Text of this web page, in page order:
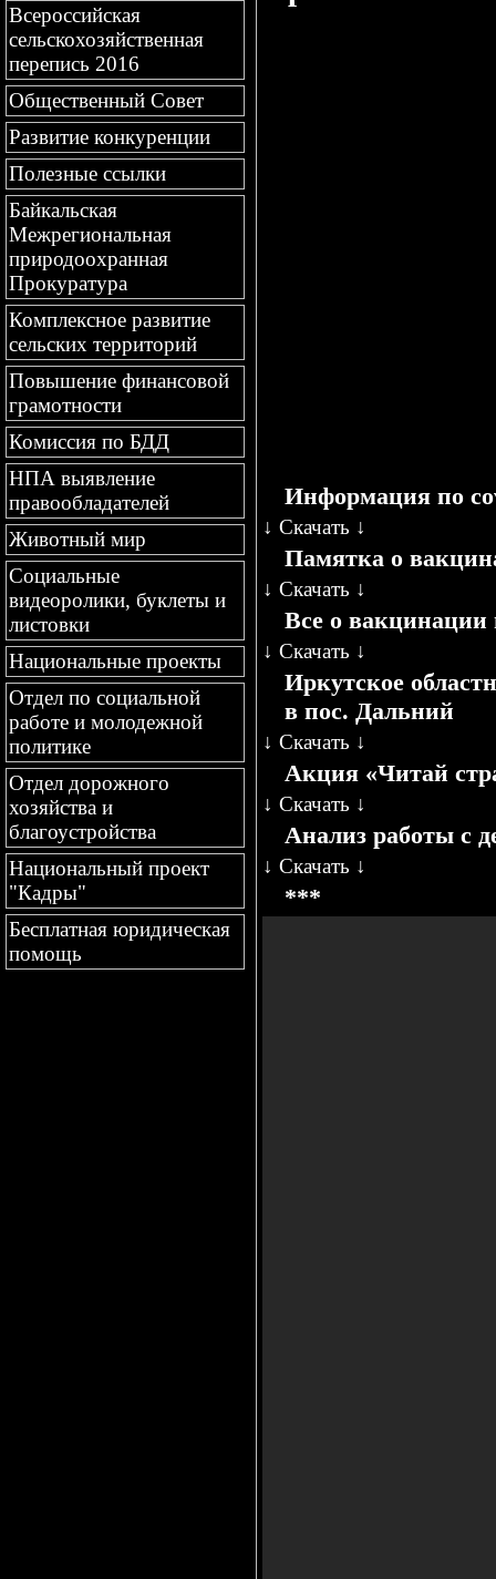
Всероссийская
сельскохозяйственная
перепись 2016
Общественный Совет
Развитие конкуренции
Полезные ссылки
Байкальская
Межрегиональная
природоохранная
Прокуратура
Комплексное развитие
сельских территорий
Повышение финансовой
грамотности
Комиссия по БДД
НПА выявление
правообладателей
Животный мир
Социальные
видеоролики, буклеты и
листовки
Национальные проекты
Отдел по социальной
работе и молодежной
политике
Отдел дорожного
хозяйства и
благоустройства
Национальный проект
"Кадры"
Бесплатная юридическая
помощь
Информация по
↓ Скачать ↓
Памятка о
↓ Скачать ↓
Все о
↓ Скачать ↓
Иркутское
в пос. Дальний
↓ Скачать ↓
Акция «Читай
↓ Скачать ↓
Анализ работы с
↓ Скачать ↓
***